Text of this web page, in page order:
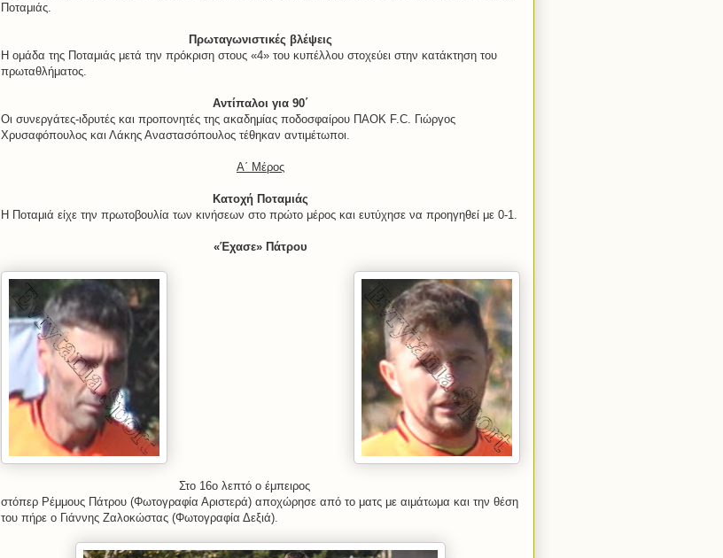
Ποταμιάς.
Πρωταγωνιστικές βλέψεις
Η ομάδα της Ποταμιάς μετά την πρόκριση στους «4» του κυπέλλου στοχεύει στην κατάκτηση του
πρωταθλήματος.
Αντίπαλοι για 90΄
Οι συνεργάτες-ιδρυτές και προπονητές της ακαδημίας ποδοσφαίρου ΠΑΟΚ F.C. Γιώργος
Χρυσαφόπουλος και Λάκης Αναστασόπουλος τέθηκαν αντιμέτωποι.
Α΄ Μέρος
Κατοχή Ποταμιάς
Η Ποταμιά είχε την πρωτοβουλία των κινήσεων στο πρώτο μέρος και ευτύχησε να προηγηθεί με 0-1.
«Έχασε» Πάτρου
Στο 16ο λεπτό ο έμπειρος
στόπερ Ρέμμους Πάτρου (Φωτογραφία Αριστερά) αποχώρησε από το ματς με αιμάτωμα και την θέση
του πήρε ο Γιάννης Ζαλοκώστας (Φωτογραφία Δεξιά).